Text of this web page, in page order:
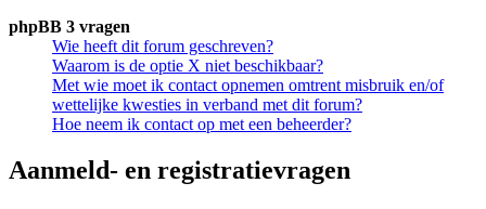
phpBB 3 vragen
Wie heeft dit forum geschreven?
Waarom is de optie X niet beschikbaar?
Met wie moet ik contact opnemen omtrent misbruik en/of
wettelijke kwesties in verband met dit forum?
Hoe neem ik contact op met een beheerder?
Aanmeld- en registratievragen